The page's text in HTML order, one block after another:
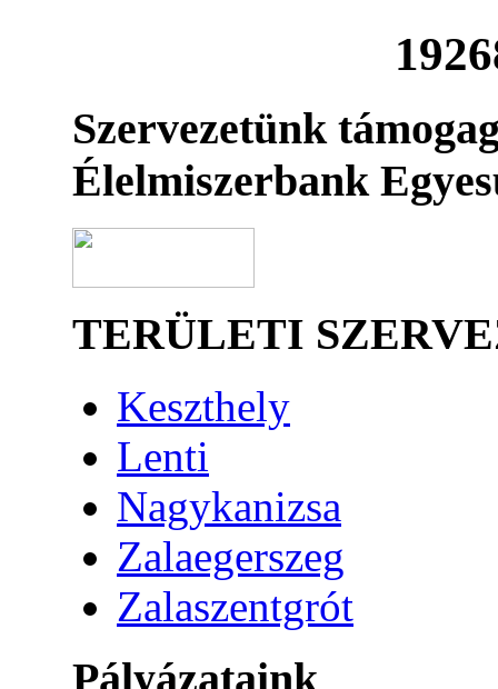
Szervezetünk
Élelmiszerbank
TERÜLETI
Keszthely
Lenti
Nagykanizsa
Zalaegerszeg
Zalaszentgrót
Pályázataink